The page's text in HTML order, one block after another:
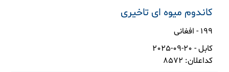
کاندوم میوه ای تاخیری
199 - افغانی
کابل - 20-09-2025
کداعلان: 8572